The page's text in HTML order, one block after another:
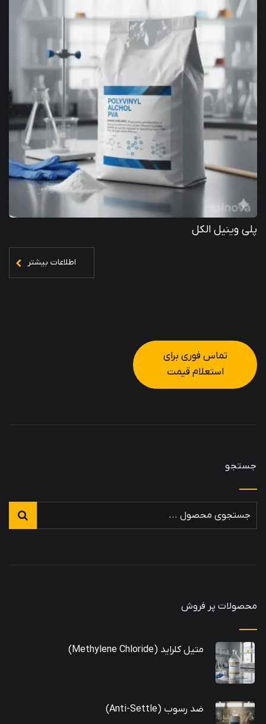
پلی وینیل الکل
اطلاعات بیشتر
تماس فوری برای
استعلام قیمت
جستجو
محصولات پر فروش
متیل کلراید (Methylene Chloride)
ضد رسوب (Anti-Settle)